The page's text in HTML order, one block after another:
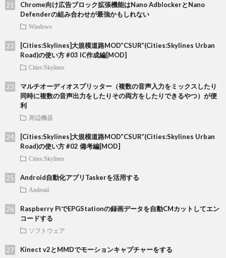
Chrome向け広告ブロック拡張機能はNano AdblockerとNano
Defenderの組み合わせが最強かもしれない
Windows
[Cities:Skylines]大規模道路MOD”CSUR”(Cities:Skylines Urban
Road)の使い方 #03 IC作成編[MOD]
Cities:Skylines
マルチオーディオスプリッター（複数の音声入力をミックスしたり
同時に複数の音声出力をしたりその両方をしたりできるやつ）が便
利
周辺機器
[Cities:Skylines]大規模道路MOD”CSUR”(Cities:Skylines Urban
Road)の使い方 #02 備考編[MOD]
Cities:Skylines
Android自動化アプリTaskerを活用する
Android
Raspberry PiでEPGStationの録画データを自動CMカットしてエン
コードする
ソフトウェア
Kinect v2とMMDでモーションキャプチャーをする